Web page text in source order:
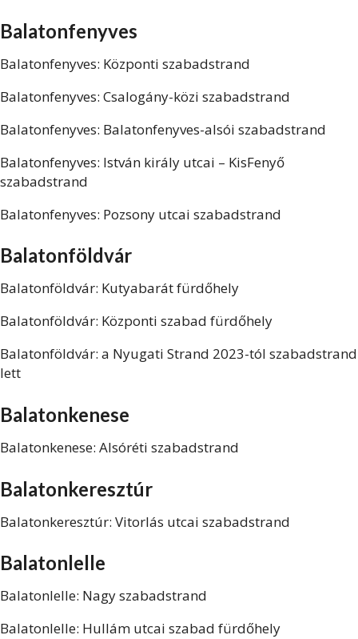
Balatonfenyves
Balatonfenyves: Központi szabadstrand
Balatonfenyves: Csalogány-közi szabadstrand
Balatonfenyves: Balatonfenyves-alsói szabadstrand
Balatonfenyves: István király utcai – KisFenyő
szabadstrand
Balatonfenyves: Pozsony utcai szabadstrand
Balatonföldvár
Balatonföldvár: Kutyabarát fürdőhely
Balatonföldvár: Központi szabad fürdőhely
Balatonföldvár: a Nyugati Strand 2023-tól szabadstrand
lett
Balatonkenese
Balatonkenese: Alsóréti szabadstrand
Balatonkeresztúr
Balatonkeresztúr: Vitorlás utcai szabadstrand
Balatonlelle
Balatonlelle: Nagy szabadstrand
Balatonlelle: Hullám utcai szabad fürdőhely